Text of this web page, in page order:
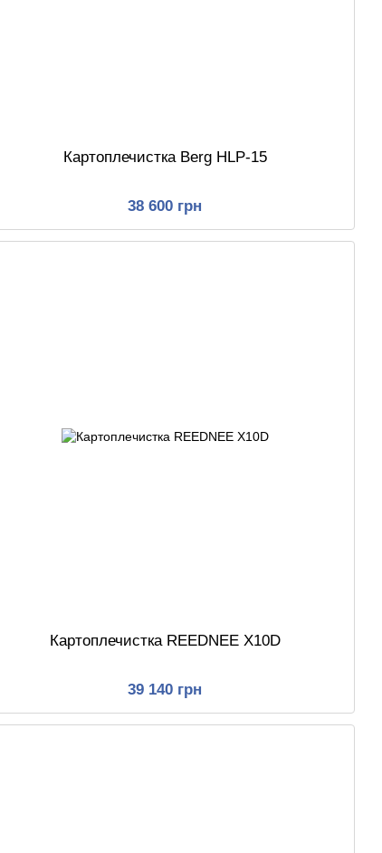
Картоплечистка Berg HLP-15
38 600 грн
Картоплечистка REEDNEE X10D
39 140 грн